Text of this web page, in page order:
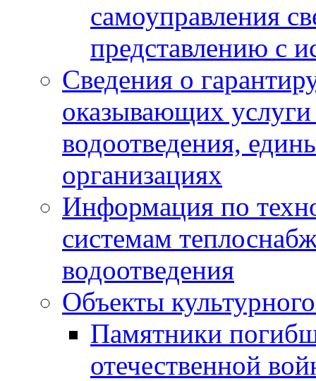
самоуправления
представлению с
Сведения о
оказывающих
водоотведения,
организациях
Информация по
системам
водоотведения
Объекты
Памятники
отечественной